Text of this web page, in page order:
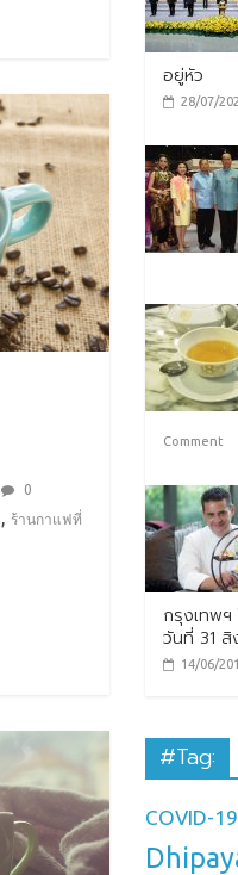
0
, ร้านกาแฟที่
ประชาชน
อยู่หัว
28/07/
Comment
กรุงเทพ
วันที่ 31 สิ
14/06/
#Tag:
COVID-19